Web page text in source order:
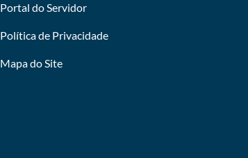
Portal do Servidor
Política de Privacidade
Mapa do Site